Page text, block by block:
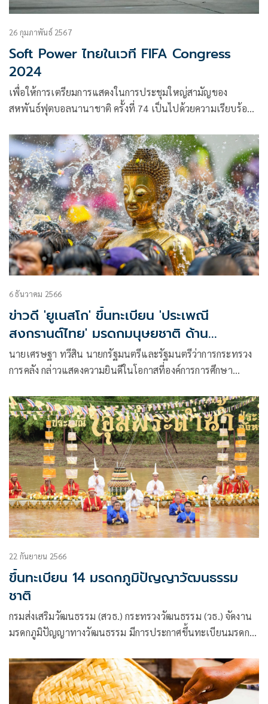
26 กุมภาพันธ์ 2567
Soft Power ไทยในเวที FIFA Congress
2024
เพื่อให้การเตรียมการแสดงในการประชุมใหญ่สามัญของ
สหพันธ์ฟุตบอลนานาชาติ ครั้งที่ 74 เป็นไปด้วยความเรียบร้อย
อธิบดีกรมส่งเสริมวัฒนธรรม (สวธ.) กล่าวว่า เมื่อเร็ว ๆ นี้ ได้
หารือร่วมกับหน่วยงานที่เกี่ยวข้อง เพื่อเตรียมความพร้อมจัด
ประชุมสหพันธ์ฟุตบอลนานาชาติ หรือ FIFA (Federation
Internationale de Football Association)
6 ธันวาคม 2566
ข่าวดี 'ยูเนสโก' ขึ้นทะเบียน 'ประเพณี
สงกรานต์ไทย' มรดกมนุษยชาติ ด้าน
ภูมิปัญญาทางวัฒนธรรม
นายเศรษฐา ทวีสิน นายกรัฐมนตรีและรัฐมนตรีว่าการกระทรวง
การคลัง กล่าวแสดงความยินดีในโอกาสที่องค์การการศึกษา
ประกาศขึ้นทะเบียน “สงกรานต์ในประเทศไทย”
22 กันยายน 2566
ขึ้นทะเบียน 14 มรดกภูมิปัญญาวัฒนธรรม
ชาติ
กรมส่งเสริมวัฒนธรรม (สวธ.) กระทรวงวัฒนธรรม (วธ.) จัดงาน
มรดกภูมิปัญญาทางวัฒนธรรม มีการประกาศขึ้นทะเบียนมรดก
ดังนี้ 1.บ่อเกลือ 2 ตำนานนางผมหอม 3.ตำนานหลวงพ่อพระใส
4.แห่นกบุหรงซีงอ 5.นาเกลือ